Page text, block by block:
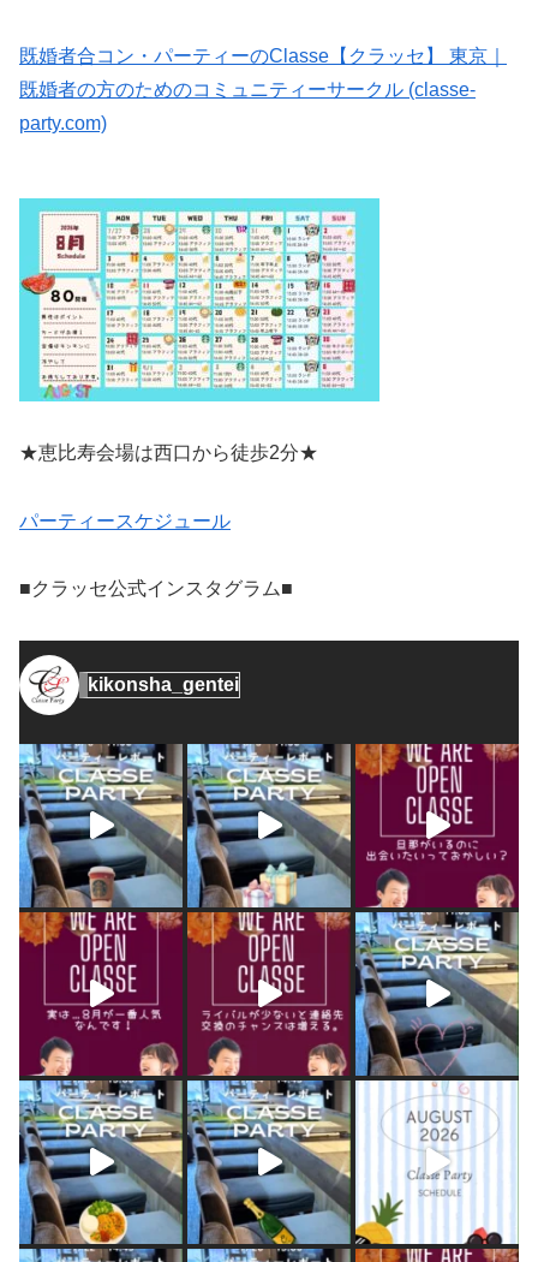
既婚者合コン・パーティーのClasse【クラッセ】 東京｜
既婚者の方のためのコミュニティーサークル (classe-
party.com)
★恵比寿会場は西口から徒歩2分★
パーティースケジュール
■クラッセ公式インスタグラム■
kikonsha_gentei